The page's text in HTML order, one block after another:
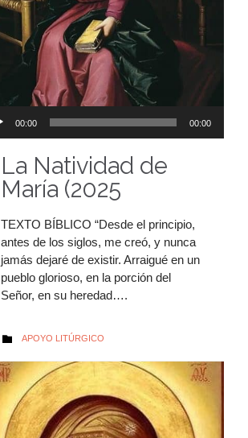
00:00 00:00
La Natividad de
María (2025
TEXTO BÍBLICO “Desde el principio,
antes de los siglos, me creó, y nunca
jamás dejaré de existir. Arraigué en un
pueblo glorioso, en la porción del
Señor, en su heredad….
 AUTOR
APOYO LITÚRGICO